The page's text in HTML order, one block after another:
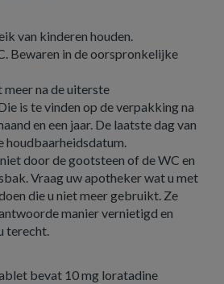
van kinderen houden.
Bewaren in de oorspronkelijke
na de uiterste
is te vinden op de verpakking na
en een jaar. De laatste dag van
houdbaarheidsdatum.
door de gootsteen of de WC en
Vraag uw apotheker wat u met
die u niet meer gebruikt. Ze
manier vernietigd en
terecht.
bevat 10 mg loratadine